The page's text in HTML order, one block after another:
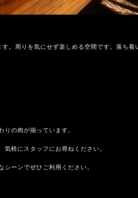
。周りを気にせず楽しめる空間です。落ち
りの肉が揃っています。
軽にスタッフにお尋ねください。
ーンでぜひご利用ください。